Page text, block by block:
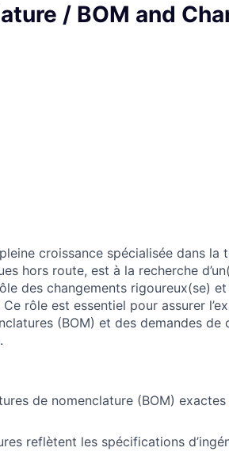
/ BOM and
croissance spécialisée dans la
hors route, est à la recherche
des changements rigoureux(se)
rôle est essentiel pour assurer
(BOM) et des demandes de
de nomenclature (BOM)
reflètent les spécifications